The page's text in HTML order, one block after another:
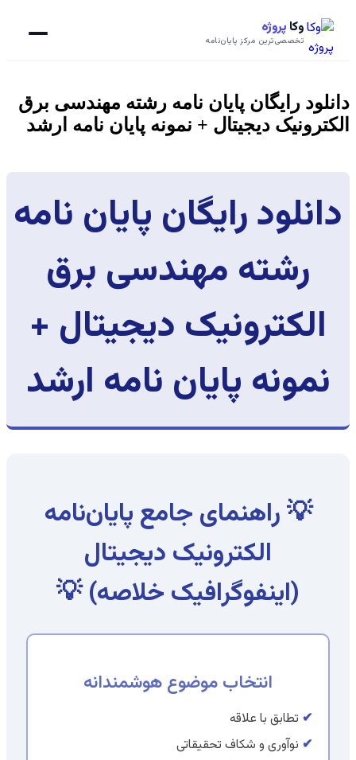
وکا پروژه
تخصصی‌ترین مرکز پایان‌نامه
دانلود رایگان پایان نامه رشته مهندسی برق
الکترونیک دیجیتال + نمونه پایان نامه ارشد
دانلود رایگان پایان نامه
رشته مهندسی برق
الکترونیک دیجیتال +
نمونه پایان نامه ارشد
💡 راهنمای جامع پایان‌نامه
الکترونیک دیجیتال
(اینفوگرافیک خلاصه) 💡
انتخاب موضوع هوشمندانه
✔ تطابق با علاقه
✔ نوآوری و شکاف تحقیقاتی